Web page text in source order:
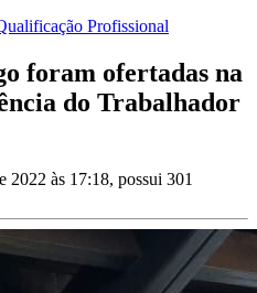
Profissional
foram ofertadas na
do Trabalhador
2022 às 17:18, possui 301